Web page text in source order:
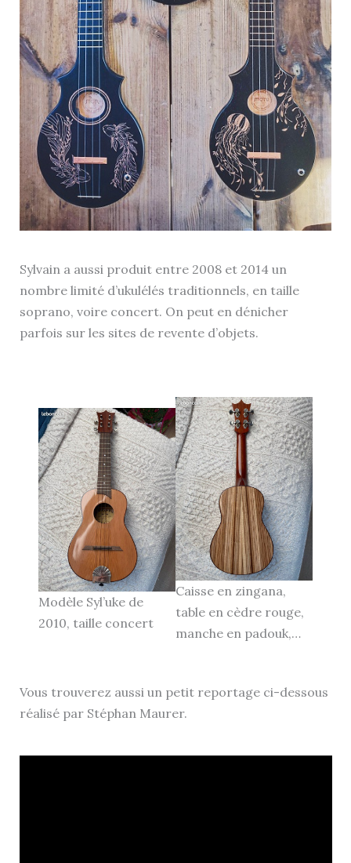
Sylvain a aussi produit entre 2008 et 2014 un
nombre limité d’ukulélés traditionnels, en taille
soprano, voire concert. On peut en dénicher
parfois sur les sites de revente d’objets.
Modèle Syl’uke de
2010, taille concert
Caisse en zingana,
table en cèdre rouge,
manche en padouk,…
Vous trouverez aussi un petit reportage ci-dessous
réalisé par Stéphan Maurer.